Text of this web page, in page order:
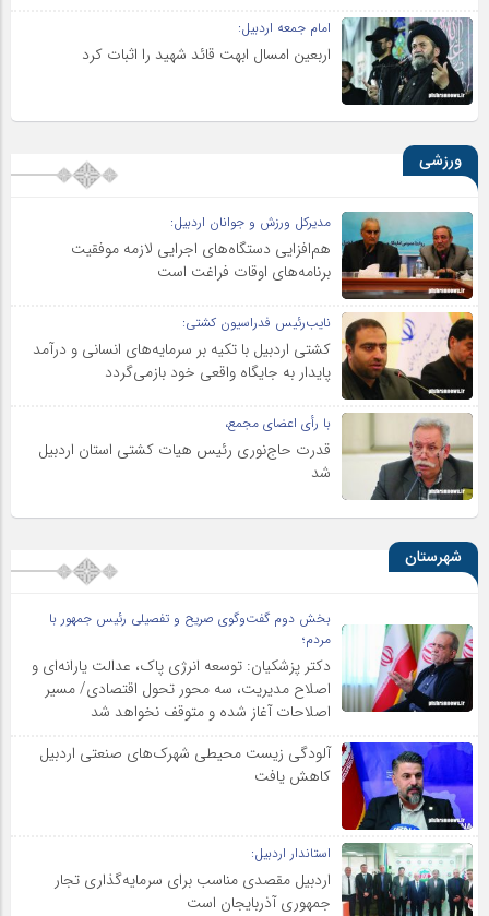
امام جمعه اردبیل:
اربعین امسال ابهت قائد شهید را اثبات کرد
ورزشی
مدیرکل ورزش و جوانان اردبیل:
هم‌افزایی دستگاه‌های اجرایی لازمه موفقیت
برنامه‌های اوقات فراغت است
نایب‌رئیس فدراسیون کشتی:
کشتی اردبیل با تکیه بر سرمایه‌های انسانی و درآمد
پایدار به جایگاه واقعی خود بازمی‌گردد
با رأی اعضای مجمع،
قدرت حاج‌نوری رئیس هیات کشتی استان اردبیل
شد
شهرستان
بخش دوم گفت‌وگوی صریح و تفصیلی رئیس جمهور با
مردم؛
دکتر پزشکیان: توسعه انرژی پاک، عدالت یارانه‌ای و
اصلاح مدیریت، سه محور تحول اقتصادی/ مسیر
اصلاحات آغاز شده و متوقف نخواهد شد
آلودگی زیست محیطی شهرک‌های صنعتی اردبیل
کاهش یافت
استاندار اردبیل:
اردبیل مقصدی مناسب برای سرمایه‌گذاری تجار
جمهوری آذربایجان است